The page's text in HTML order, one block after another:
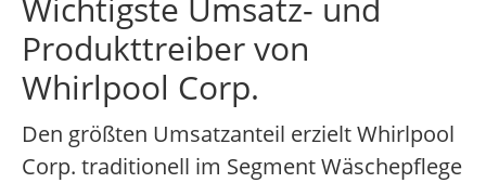
Wichtigste Umsatz- und
Produkttreiber von
Whirlpool Corp.
Den größten Umsatzanteil erzielt Whirlpool
Corp. traditionell im Segment Wäschepflege